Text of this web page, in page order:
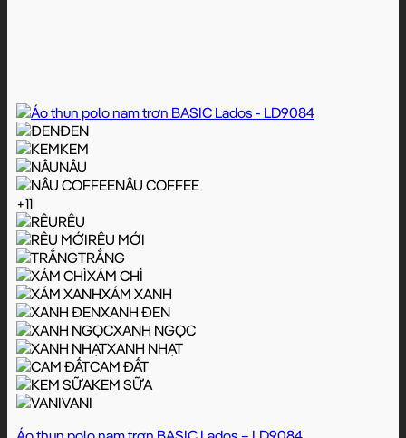
ĐEN
KEM
NÂU
NÂU COFFEE
+11
RÊU
RÊU MỚI
TRẮNG
XÁM CHÌ
XÁM XANH
XANH ĐEN
XANH NGỌC
XANH NHẠT
CAM ĐẤT
KEM SỮA
VANI